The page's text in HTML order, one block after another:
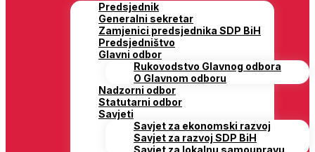
Predsjednik
Generalni sekretar
Zamjenici predsjednika SDP BiH
Predsjedništvo
Glavni odbor
Rukovodstvo Glavnog odbora
O Glavnom odboru
Nadzorni odbor
Statutarni odbor
Savjeti
Savjet za ekonomski razvoj
Savjet za razvoj SDP BiH
Savjet za lokalnu samoupravu